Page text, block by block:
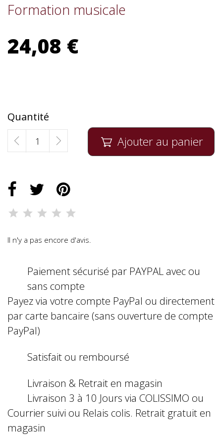
Formation musicale
24,08 €
Quantité
 Ajouter au panier
Il n'y a pas encore d'avis.
Paiement sécurisé par PAYPAL avec ou
sans compte
Payez via votre compte PayPal ou directement
par carte bancaire (sans ouverture de compte
PayPal)
Satisfait ou remboursé
Livraison & Retrait en magasin
Livraison 3 à 10 Jours via COLISSIMO ou
Courrier suivi ou Relais colis. Retrait gratuit en
magasin